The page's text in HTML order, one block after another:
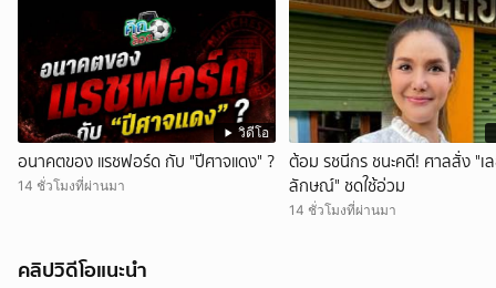
วิดีโอ
อนาคตของ แรชฟอร์ด กับ "ปีศาจแดง" ?
14 ชั่วโมงที่ผ่านมา
ต้อม รชนีกร ชนะคดี! ศาลสั่ง "เ
ลักษณ์" ชดใช้อ่วม
14 ชั่วโมงที่ผ่านมา
คลิปวิดีโอแนะนำ